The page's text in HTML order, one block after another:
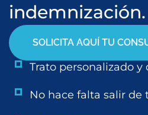
indemnización.
SOLICITA AQUÍ TU
Trato personalizado y
No hace falta salir de